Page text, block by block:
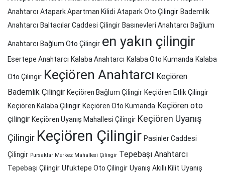
Anahtarcı Atapark Apartman Kilidi Atapark Oto Çilingir Bademlik
Anahtarcı Baltacılar Caddesi Çilingir Basınevleri Anahtarcı Bağlum
Anahtarcı Bağlum Oto Çilingir en yakın çilingir
Esertepe Anahtarcı Kalaba Anahtarcı Kalaba Oto Kumanda Kalaba
Oto Çilingir Keçiören Anahtarcı Keçiören
Bademlik Çilingir Keçiören Bağlum Çilingir Keçiören Etlik Çilingir
Keçiören Kalaba Çilingir Keçiören Oto Kumanda Keçiören oto
çilingir Keçiören Uyanış Mahallesi Çilingir Keçiören Uyanış
Çilingir Keçiören Çilingir Pasinler Caddesi
Çilingir Pursaklar Merkez Mahallesi Çilingir Tepebaşı Anahtarcı
Tepebaşı Çilingir Ufuktepe Oto Çilingir Uyanış Akıllı Kilit Uyanış